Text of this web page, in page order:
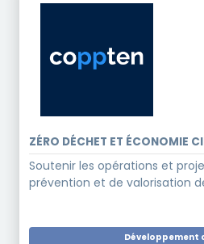
ZÉRO DÉCHET ET ÉCONOMIE
Soutenir les opérations et
prévention et de valorisation
Développement